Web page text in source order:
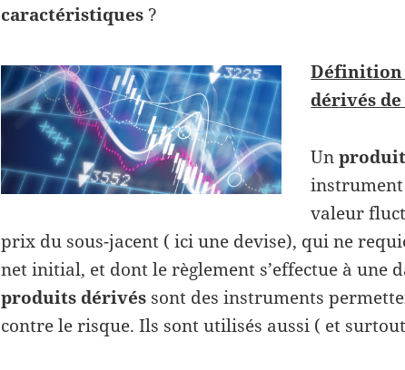
caractéristiques ?
Définition
dérivés
Un
valeur
prix du sous-jacent ( ici une devise), qui ne
net initial, et dont le règlement s’effectue à une
produits dérivés sont des instruments
contre le risque. Ils sont utilisés aussi ( et